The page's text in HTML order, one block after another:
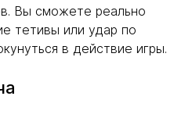
Вы сможете реально
тетивы или удар по
в действие игры.